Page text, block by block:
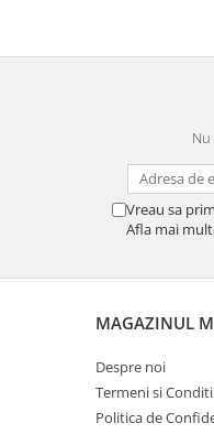
Vreau sa
Afla mai
MAGAZINUL
Despre noi
Termeni si
Politica de